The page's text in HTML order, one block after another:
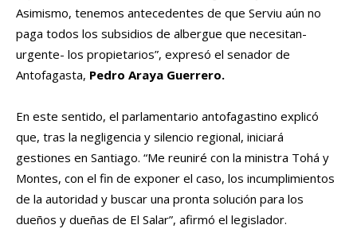
Asimismo, tenemos antecedentes de que Serviu aún no
paga todos los subsidios de albergue que necesitan-
urgente- los propietarios”, expresó el senador de
Antofagasta, Pedro Araya Guerrero.
En este sentido, el parlamentario antofagastino explicó
que, tras la negligencia y silencio regional, iniciará
gestiones en Santiago. “Me reuniré con la ministra Tohá y
Montes, con el fin de exponer el caso, los incumplimientos
de la autoridad y buscar una pronta solución para los
dueños y dueñas de El Salar”, afirmó el legislador.